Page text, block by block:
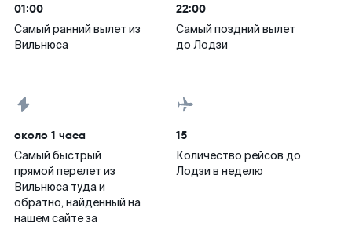
01:00
Самый ранний вылет из
Вильнюса
22:00
Самый поздний вылет
до Лодзи
около 1 часа
Самый быстрый
прямой перелет из
Вильнюса туда и
обратно, найденный на
нашем сайте за
15
Количество рейсов до
Лодзи в неделю